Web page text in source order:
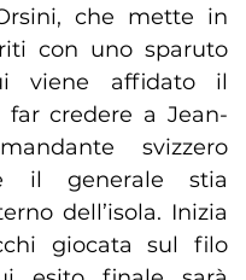
che mette in
con uno sparuto
viene affidato il
credere a Jean-
svizzero
il generale stia
dell’isola. Inizia
giocata sul filo